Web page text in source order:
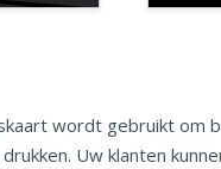
wordt gebruikt om
Uw klanten